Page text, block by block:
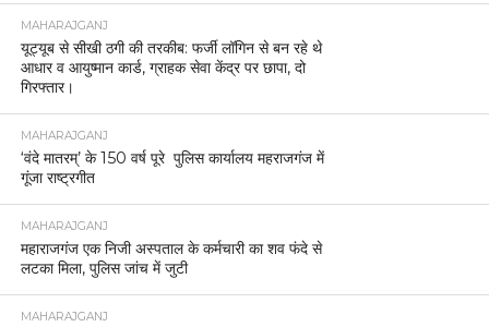
MAHARAJGANJ
यूट्यूब से सीखी ठगी की तरकीब: फर्जी लॉगिन से बन रहे थे
आधार व आयुष्मान कार्ड, ग्राहक सेवा केंद्र पर छापा, दो
गिरफ्तार।
MAHARAJGANJ
‘वंदे मातरम्’ के 150 वर्ष पूरे पुलिस कार्यालय महराजगंज में
गूंजा राष्ट्रगीत
MAHARAJGANJ
महाराजगंज एक निजी अस्पताल के कर्मचारी का शव फंदे से
लटका मिला, पुलिस जांच में जुटी
MAHARAJGANJ